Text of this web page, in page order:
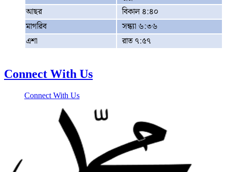
আছর
বিকাল ৪:৪০
মাগরিব
সন্ধ্যা ৬:৩৬
এশা
রাত ৭:৫৭
Connect With Us
Connect With Us